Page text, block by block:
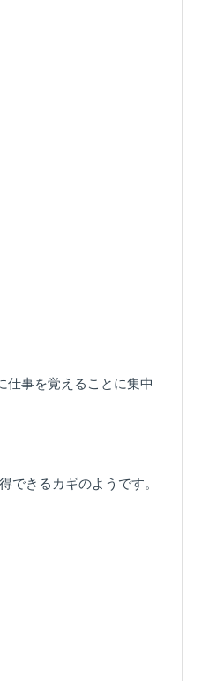
仕事を覚えることに集中
できるカギのようです。